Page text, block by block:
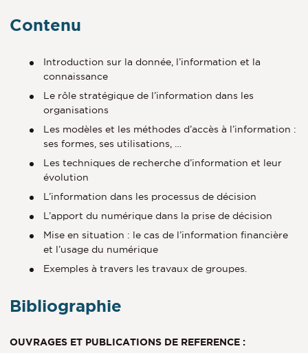
Contenu
Introduction sur la donnée, l’information et la
connaissance
Le rôle stratégique de l’information dans les
organisations
Les modèles et les méthodes d’accès à l’information :
ses formes, ses utilisations, …
Les techniques de recherche d’information et leur
évolution
L’information dans les processus de décision
L’apport du numérique dans la prise de décision
Mise en situation : le cas de l’information financière
et l’usage du numérique
Exemples à travers les travaux de groupes.
Bibliographie
OUVRAGES ET PUBLICATIONS DE REFERENCE :